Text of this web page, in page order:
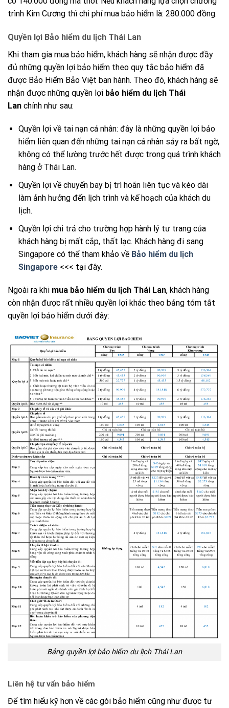
trình Kim Cương thì chi phí mua bảo hiểm là: 280.000 đồng.
Quyền lợi Bảo hiểm du lịch Thái Lan
Khi tham gia mua bảo hiểm, khách hàng sẽ nhận được đầy
đủ những quyền lợi bảo hiểm theo quy tắc bảo hiểm đã
được Bảo Hiểm Bảo Việt ban hành. Theo đó, khách hàng sẽ
nhận được những quyền lợi bảo hiểm du lịch Thái
Lan chính như sau:
Quyền lợi về tai nạn cá nhân: đây là những quyền lợi bảo
hiểm liên quan đến những tai nạn cá nhân sảy ra bất ngờ,
không có thể lường trước hết được trong quá trình khách
hàng ở Thái Lan.
Quyền lợi về chuyến bay bị trì hoãn liên tục và kéo dài
làm ảnh hưởng đến lịch trình và kế hoạch của khách du
lịch.
Quyền lợi chi trả cho trường hợp hành lý tư trang của
khách hàng bị mất cắp, thất lạc. Khách hàng đi sang
Singapore có thể tham khảo về Bảo hiểm du lịch
Singapore<<< tại đây.
Ngoài ra khi mua bảo hiểm du lịch Thái Lan, khách hàng
còn nhận được rất nhiều quyền lợi khác theo bảng tóm tắt
quyền lợi bảo hiểm dưới đây:
Bảng quyền lợi bảo hiểm du lịch Thái Lan
Liên hệ tư vấn bảo hiểm
Để tìm hiểu kỹ hơn về các gói bảo hiểm cũng như được tư